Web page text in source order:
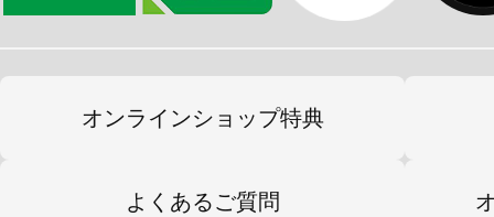
オンラインショップ特典
よくあるご質問